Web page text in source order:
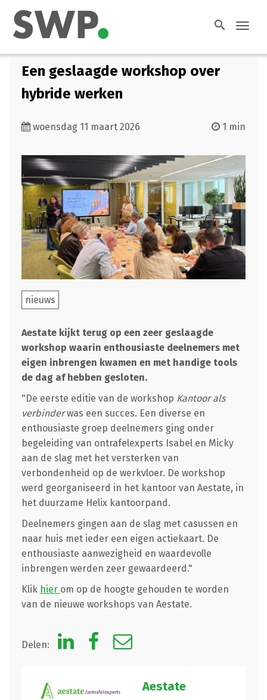
search
Een geslaagde workshop over
hybride werken
woensdag 11 maart 2026 1 min
nieuws
Aestate kijkt terug op een zeer geslaagde
workshop waarin enthousiaste deelnemers met
eigen inbrengen kwamen en met handige tools
de dag af hebben gesloten.
"De eerste editie van de workshop Kantoor als
verbinderwas een succes. Een diverse en
enthousiaste groep deelnemers ging onder
begeleiding van ontrafelexperts Isabel en Micky
aan de slag met het versterken van
verbondenheid op de werkvloer. De workshop
werd georganiseerd in het kantoor van Aestate, in
het duurzame Helix kantoorpand.
Deelnemers gingen aan de slag met casussen en
naar huis met ieder een eigen actiekaart. De
enthousiaste aanwezigheid en waardevolle
inbrengen werden zeer gewaardeerd."
Klik hier om op de hoogte gehouden te worden
van de nieuwe workshops van Aestate.
Delen:
Aestate